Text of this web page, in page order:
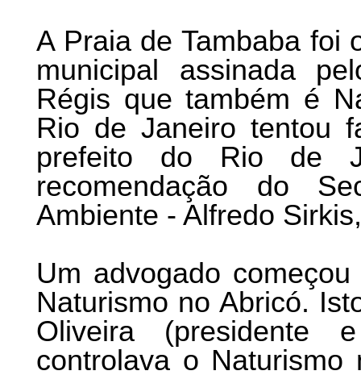
A Praia de Tambaba foi
municipal assinada
Régis que também é
Rio de Janeiro tentou
prefeito do Rio de
recomendação do
Ambiente - Alfredo
Um advogado
Naturismo no Abricó.
Oliveira (presidente
controlava o